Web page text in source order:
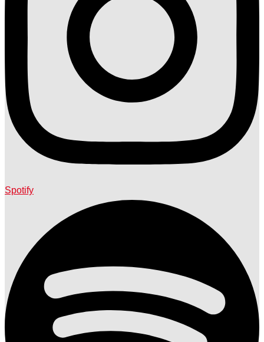
Spotify